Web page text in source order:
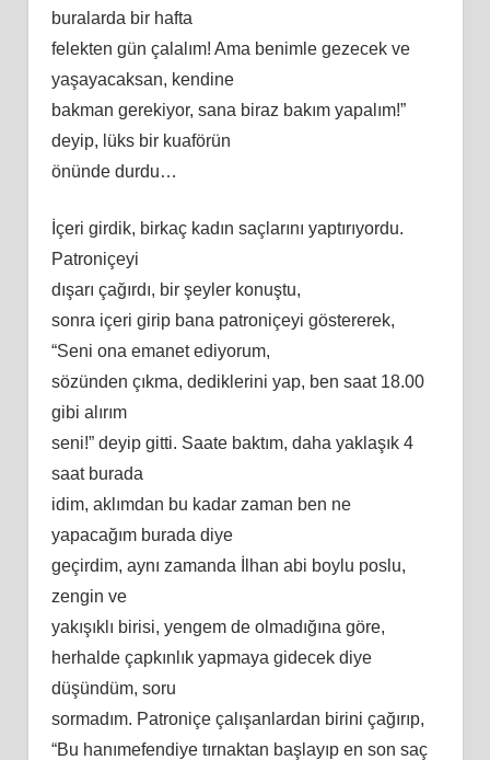
buralarda bir hafta
felekten gün çalalım! Ama benimle gezecek ve
yaşayacaksan, kendine
bakman gerekiyor, sana biraz bakım yapalım!”
deyip, lüks bir kuaförün
önünde durdu…
İçeri girdik, birkaç kadın saçlarını yaptırıyordu.
Patroniçeyi
dışarı çağırdı, bir şeyler konuştu,
sonra içeri girip bana patroniçeyi göstererek,
“Seni ona emanet ediyorum,
sözünden çıkma, dediklerini yap, ben saat 18.00
gibi alırım
seni!” deyip gitti. Saate baktım, daha yaklaşık 4
saat burada
idim, aklımdan bu kadar zaman ben ne
yapacağım burada diye
geçirdim, aynı zamanda İlhan abi boylu poslu,
zengin ve
yakışıklı birisi, yengem de olmadığına göre,
herhalde çapkınlık yapmaya gidecek diye
düşündüm, soru
sormadım. Patroniçe çalışanlardan birini çağırıp,
“Bu hanımefendiye tırnaktan başlayıp en son saç